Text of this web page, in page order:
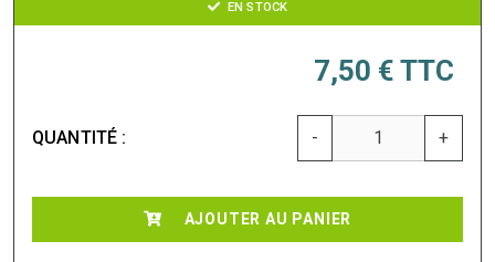
EN STOCK
7,50 € TTC
QUANTITÉ : - +
AJOUTER AU PANIER